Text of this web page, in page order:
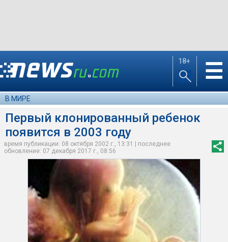
18+ ☰
В МИРЕ
Первый клонированный ребенок
появится в 2003 году
время публикации: 08 октября 2002 г., 13:31 | последнее
обновление: 07 декабря 2017 г., 08:56